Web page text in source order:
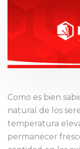
Como es bien
natural de los
temperatura
permanecer